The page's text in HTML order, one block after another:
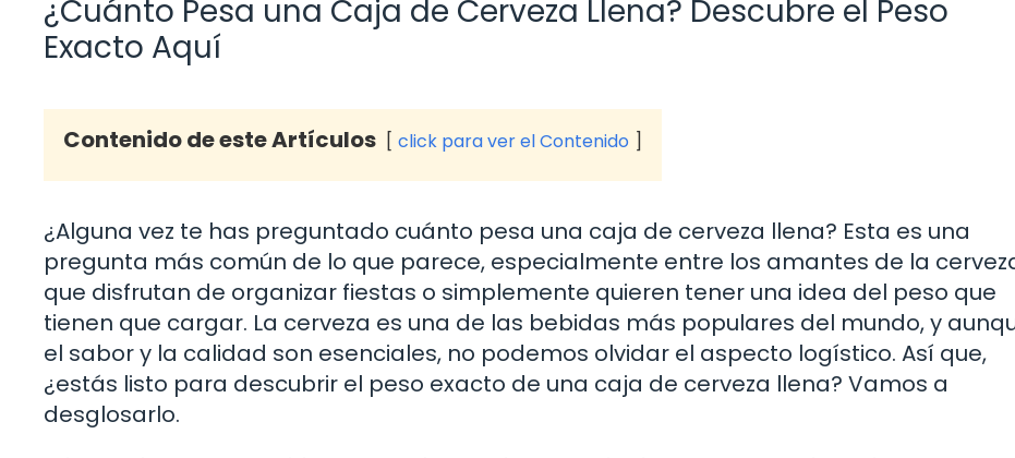
¿Cuánto Pesa una Caja de Cerveza Llena? Descubre el Peso
Exacto Aquí
Contenido de este Artículos click para ver el Contenido
¿Alguna vez te has preguntado cuánto pesa una caja de cerveza llena? Esta es una
pregunta más común de lo que parece, especialmente entre los amantes de la
que disfrutan de organizar fiestas o simplemente quieren tener una idea del peso que
tienen que cargar. La cerveza es una de las bebidas más populares del mundo, y
el sabor y la calidad son esenciales, no podemos olvidar el aspecto logístico. Así que,
¿estás listo para descubrir el peso exacto de una caja de cerveza llena? Vamos a
desglosarlo.